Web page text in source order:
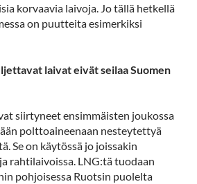
korvaavia laivoja. Jo tällä hetkellä
on puutteita esimerkiksi
laivat eivät seilaa Suomen
siirtyneet ensimmäisten joukossa
polttoaineenaan nesteytettyä
Se on käytössä jo joissakin
rahtilaivoissa. LNG:tä tuodaan
pohjoisessa Ruotsin puolelta